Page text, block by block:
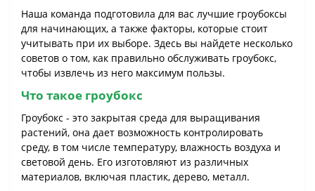
Наша команда подготовила для вас лучшие гроубоксы
для начинающих, а также факторы, которые стоит
учитывать при их выборе. Здесь вы найдете несколько
советов о том, как правильно обслуживать гроубокс,
чтобы извлечь из него максимум пользы.
Что такое гроубокс
Гроубокс - это закрытая среда для выращивания
растений, она дает возможность контролировать
среду, в том числе температуру, влажность воздуха и
световой день. Его изготовляют из различных
материалов, включая пластик, дерево, металл.